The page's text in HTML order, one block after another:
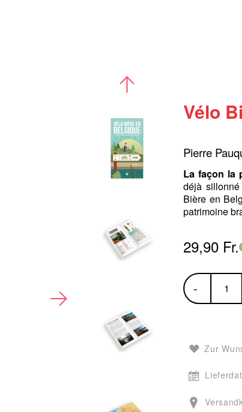
Vélo
Pierre
La façon la
déjà
Bière en
patrimoine
29,90 Fr.
-
Zur